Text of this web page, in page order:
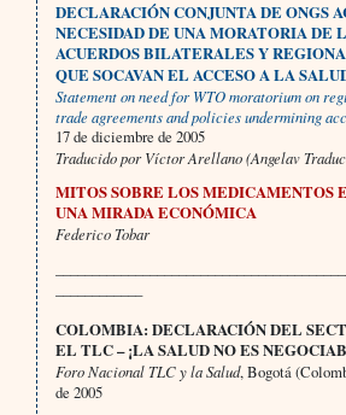
DECLARACIÓN CONJUNTA DE ONGS
NECESIDAD DE UNA MORATORIA DE
ACUERDOS BILATERALES Y
QUE SOCAVAN EL ACCESO A LA
Statement on need for WTO moratorium on
trade agreements and policies undermining
17 de diciembre de 2005
Traducido por Víctor Arellano (Angelav
MITOS SOBRE LOS MEDICAMENTOS
UNA MIRADA ECONÓMICA
Federico Tobar
COLOMBIA: DECLARACIÓN DEL
EL TLC – ¡LA SALUD NO ES
Foro Nacional TLC y la Salud, Bogotá
de 2005